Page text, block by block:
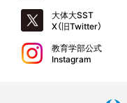
大体大SST
X（旧Twitter）
教育学部公式
Instagram